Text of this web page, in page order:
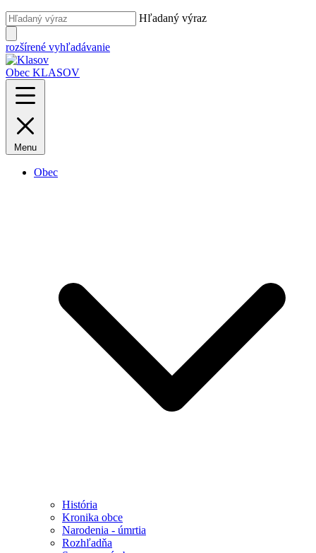
Hľadaný výraz
rozšírené vyhľadávanie
Obec KLASOV
Menu
Obec
História
Kronika obce
Narodenia - úmrtia
Rozhľadňa